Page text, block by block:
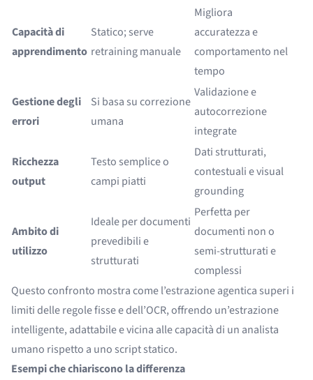
Capacità di
apprendimento
Statico; serve
retraining manuale
Migliora
accuratezza e
comportamento nel
tempo
Gestione degli
errori
Si basa su correzione
umana
Validazione e
autocorrezione
integrate
Ricchezza
output
Testo semplice o
campi piatti
Dati strutturati,
contestuali e visual
grounding
Ambito di
utilizzo
Ideale per documenti
prevedibili e
strutturati
Perfetta per
documenti non o
semi-strutturati e
complessi
Questo confronto mostra come l’estrazione agentica superi i
limiti delle regole fisse e dell’OCR, offrendo un’estrazione
intelligente, adattabile e vicina alle capacità di un analista
umano rispetto a uno script statico.
Esempi che chiariscono la differenza